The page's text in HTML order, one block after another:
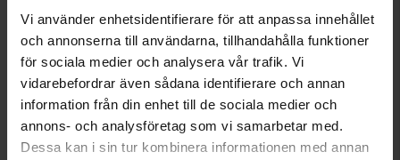
Vi använder enhetsidentifierare för att anpassa innehållet
och annonserna till användarna, tillhandahålla funktioner
för sociala medier och analysera vår trafik. Vi
vidarebefordrar även sådana identifierare och annan
information från din enhet till de sociala medier och
annons- och analysföretag som vi samarbetar med.
Dessa kan i sin tur kombinera informationen med annan
Nordic Gamekeeper APEX PRO
169 €
Nordic Gamekeeper APEX
ULTRA
299 €